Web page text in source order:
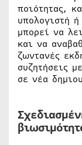
ποιότητας,
υπολογιστή
μπορεί να
και να
ζωντανές
συζητήσεις
σε νέα